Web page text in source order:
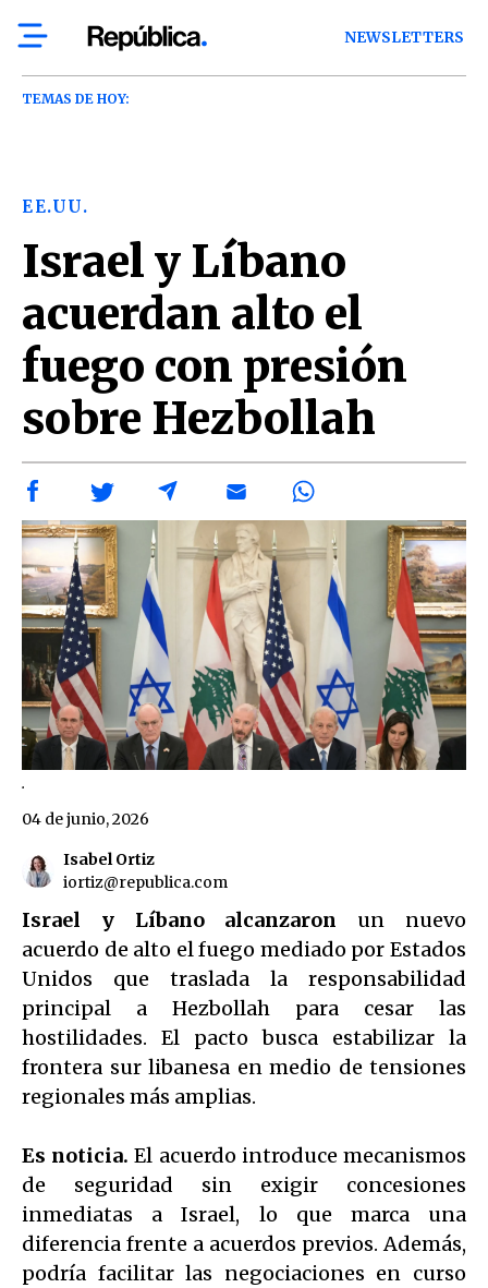
NEWSLETTERS
TEMAS DE HOY:
EE.UU.
Israel y Líbano
acuerdan alto el
fuego con presión
sobre Hezbollah
.
Isabel Ortiz
iortiz@republica.com
04 de junio, 2026
Israel y Líbano alcanzaron un nuevo
acuerdo de alto el fuego mediado por Estados
Unidos que traslada la responsabilidad
principal a Hezbollah para cesar las
hostilidades. El pacto busca estabilizar la
frontera sur libanesa en medio de tensiones
regionales más amplias.
Es noticia.El acuerdo introduce mecanismos
de seguridad sin exigir concesiones
inmediatas a Israel, lo que marca una
diferencia frente a acuerdos previos. Además,
podría facilitar las negociaciones en curso